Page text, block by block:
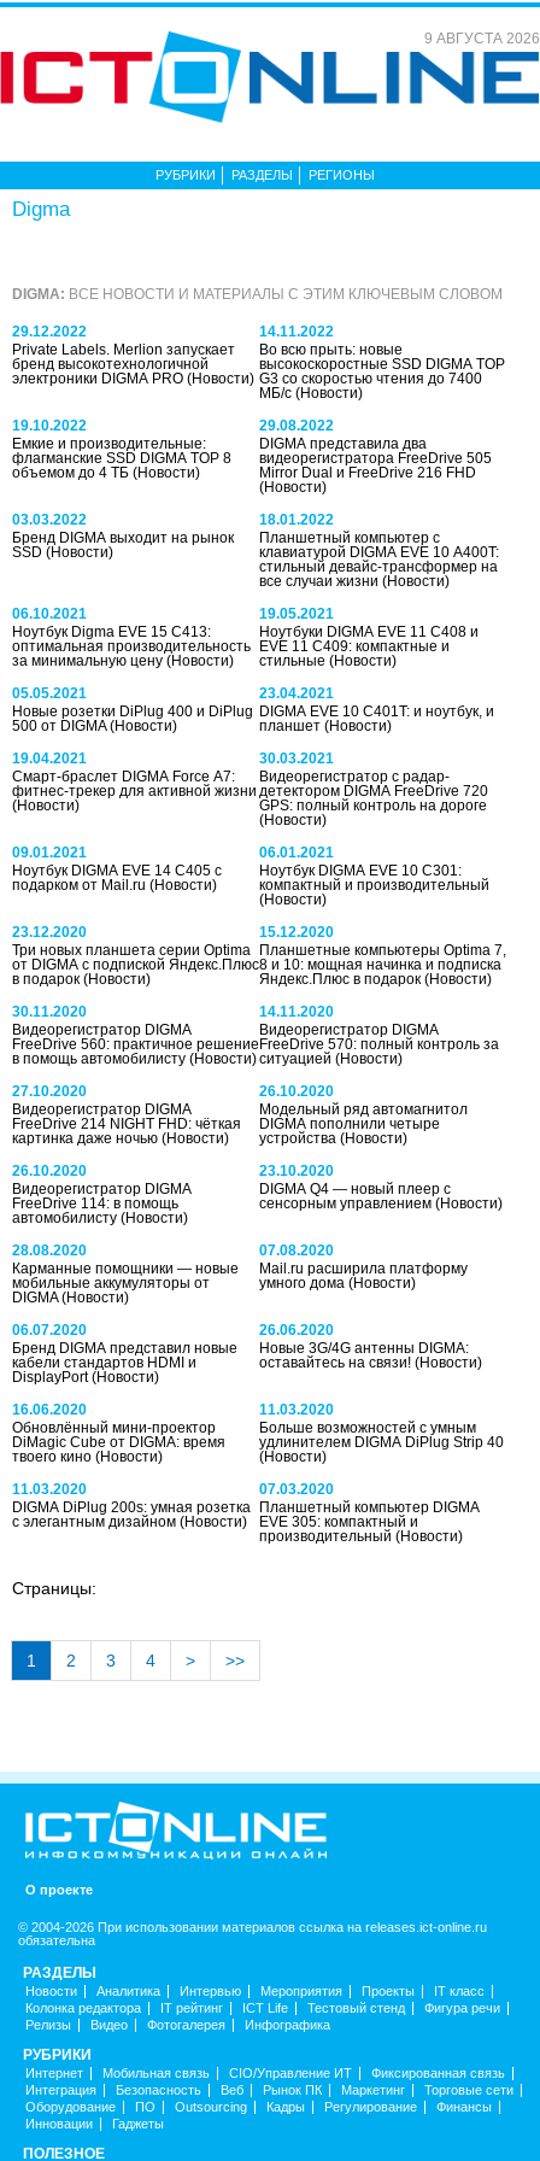
9 АВГУСТА 2026
РУБРИКИ РАЗДЕЛЫ РЕГИОНЫ
Digma
DIGMA: ВСЕ НОВОСТИ И МАТЕРИАЛЫ С ЭТИМ КЛЮЧЕВЫМ СЛОВОМ
29.12.2022
Private Labels. Merlion запускает
бренд высокотехнологичной
электроники DIGMA PRO (Новости)
14.11.2022
Во всю прыть: новые
высокоскоростные SSD DIGMA TOP
G3 со скоростью чтения до 7400
МБ/с(Новости)
19.10.2022
Емкие и производительные:
флагманские SSD DIGMA TOP 8
объемом до 4 ТБ (Новости)
29.08.2022
DIGMA представила два
видеорегистратора FreeDrive 505
Mirror Dual и FreeDrive 216 FHD
(Новости)
03.03.2022
Бренд DIGMA выходит на рынок
SSD (Новости)
18.01.2022
Планшетный компьютер с
клавиатурой DIGMA EVE 10 A400T:
стильный девайс-трансформер на
все случаи жизни(Новости)
06.10.2021
Ноутбук Digma EVE 15 C413:
оптимальная производительность
за минимальную цену (Новости)
19.05.2021
Ноутбуки DIGMA EVE 11 С408 и
EVE 11 C409: компактные и
стильные(Новости)
05.05.2021
Новые розетки DiPlug 400 и DiPlug
500 от DIGMA(Новости)
23.04.2021
DIGMA EVE 10 С401T: и ноутбук, и
планшет(Новости)
19.04.2021
Смарт-браслет DIGMA Force A7:
фитнес-трекер для активной жизни
(Новости)
30.03.2021
Видеорегистратор с радар-
детектором DIGMA FreeDrive 720
GPS: полный контроль на дороге
(Новости)
09.01.2021
Ноутбук DIGMA EVE 14 С405 с
подарком от Mail.ru (Новости)
06.01.2021
Ноутбук DIGMA EVE 10 С301:
компактный и производительный
(Новости)
23.12.2020
Три новых планшета серии Optima
от DIGMA с подпиской Яндекс.Плюс
в подарок (Новости)
15.12.2020
Планшетные компьютеры Optima 7,
8 и 10: мощная начинка и подписка
Яндекс.Плюс в подарок(Новости)
30.11.2020
Видеорегистратор DIGMA
FreeDrive 560: практичное решение
в помощь автомобилисту (Новости)
14.11.2020
Видеорегистратор DIGMA
FreeDrive 570: полный контроль за
ситуацией(Новости)
27.10.2020
Видеорегистратор DIGMA
FreeDrive 214 NIGHT FHD: чёткая
картинка даже ночью (Новости)
26.10.2020
Модельный ряд автомагнитол
DIGMA пополнили четыре
устройства(Новости)
26.10.2020
Видеорегистратор DIGMA
FreeDrive 114: в помощь
автомобилисту (Новости)
23.10.2020
DIGMA Q4 — новый плеер с
сенсорным управлением(Новости)
28.08.2020
Карманные помощники — новые
мобильные аккумуляторы от
DIGMA(Новости)
07.08.2020
Mail.ru расширила платформу
умного дома(Новости)
06.07.2020
Бренд DIGMA представил новые
кабели стандартов HDMI и
DisplayPort(Новости)
26.06.2020
Новые 3G/4G антенны DIGMA:
оставайтесь на связи!(Новости)
16.06.2020
Обновлённый мини-проектор
DiMagic Cube от DIGMA: время
твоего кино (Новости)
11.03.2020
Больше возможностей с умным
удлинителем DIGMA DiPlug Strip 40
(Новости)
11.03.2020
DIGMA DiPlug 200s: умная розетка
с элегантным дизайном (Новости)
07.03.2020
Планшетный компьютер DIGMA
EVE 305: компактный и
производительный(Новости)
Страницы:
1 2 3 4 > >>
О проекте
© 2004-2026 При использовании материалов ссылка на releases.ict-online.ru
обязательна
РАЗДЕЛЫ
Новости Аналитика Интервью Мероприятия Проекты
IT класс
Колонка редактора
IT рейтинг ICT Life Тестовый стенд
Фигура речи
Релизы
Видео Фотогалерея Инфографика
РУБРИКИ
Интернет Мобильная связь CIO/Управление ИТ
Фиксированная связь
Интеграция
Безопасность Веб Рынок ПК Маркетинг
Торговые сети
Оборудование
ПО Outsourcing Кадры Регулирование
Финансы
Инновации
Гаджеты
ПОЛЕЗНОЕ